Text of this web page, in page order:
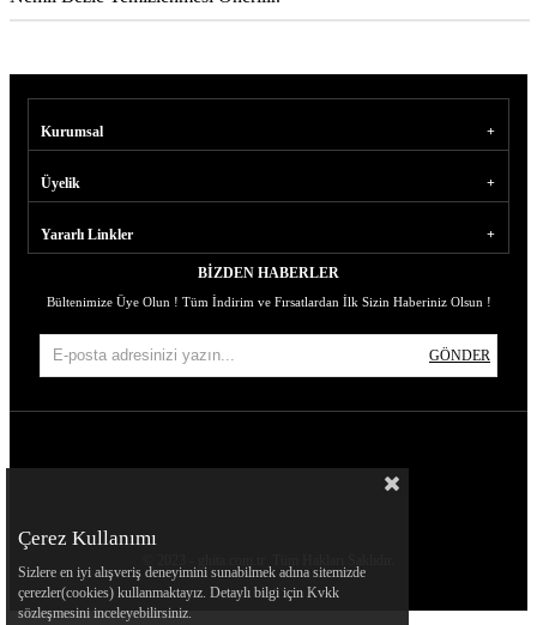
Kurumsal
Üyelik
Yararlı Linkler
BIZDEN HABERLER
Bültenimize Üye Olun ! Tüm İndirim ve Fırsatlardan İlk Sizin Haberiniz Olsun !
GÖNDER
Çerez Kullanımı
Sizlere en iyi alışveriş deneyimini sunabilmek adına sitemizde
çerezler(cookies) kullanmaktayız. Detaylı bilgi için Kvkk
sözleşmesini inceleyebilirsiniz.